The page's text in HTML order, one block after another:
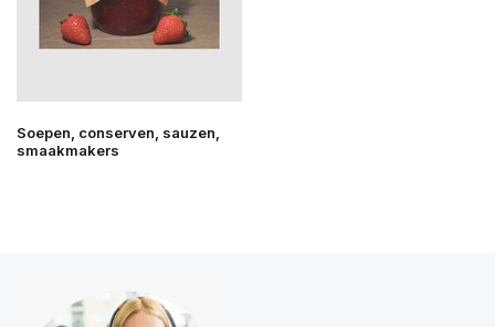
Soepen, conserven, sauzen,
smaakmakers